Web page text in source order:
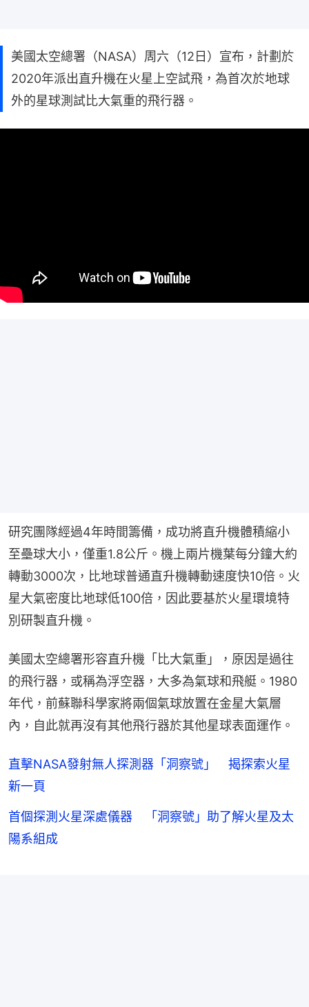
美國太空總署（NASA）周六（12日）宣布，計劃於
2020年派出直升機在火星上空試飛，為首次於地球
外的星球測試比大氣重的飛行器。
研究團隊經過4年時間籌備，成功將直升機體積縮小
至壘球大小，僅重1.8公斤。機上兩片機葉每分鐘大約
轉動3000次，比地球普通直升機轉動速度快10倍。火
星大氣密度比地球低100倍，因此要基於火星環境特
別研製直升機。
美國太空總署形容直升機「比大氣重」，原因是過往
的飛行器，或稱為浮空器，大多為氣球和飛艇。1980
年代，前蘇聯科學家將兩個氣球放置在金星大氣層
內，自此就再沒有其他飛行器於其他星球表面運作。
直擊NASA發射無人探測器「洞察號」 揭探索火星
新一頁
首個探測火星深處儀器 「洞察號」助了解火星及太
陽系組成